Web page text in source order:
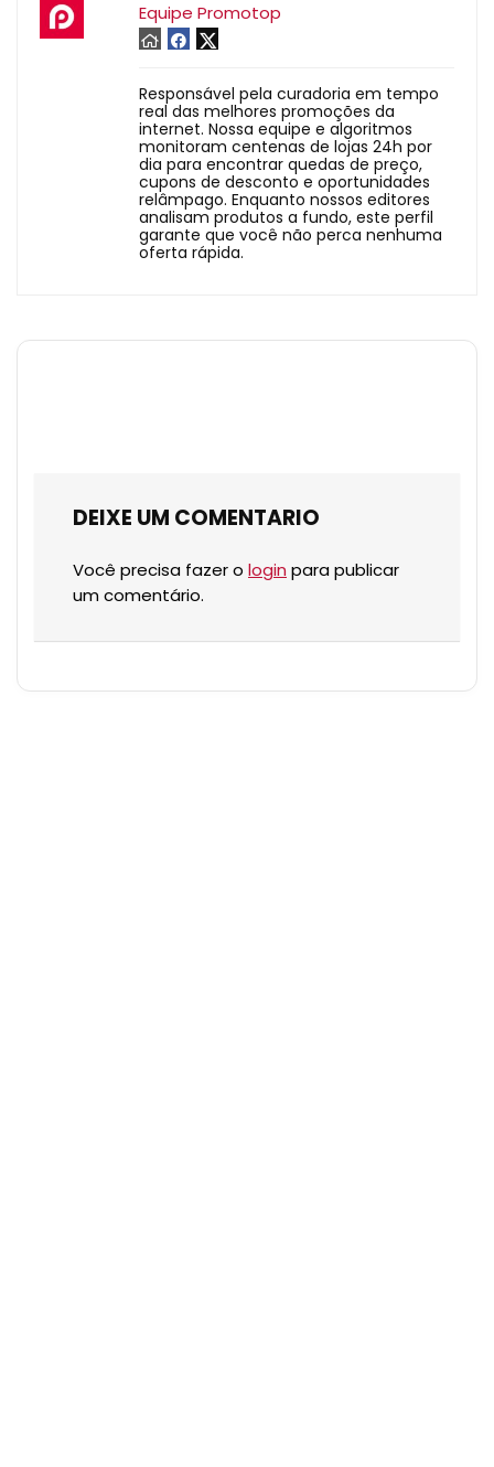
Equipe Promotop
Responsável pela curadoria em tempo
real das melhores promoções da
internet. Nossa equipe e algoritmos
monitoram centenas de lojas 24h por
dia para encontrar quedas de preço,
cupons de desconto e oportunidades
relâmpago. Enquanto nossos editores
analisam produtos a fundo, este perfil
garante que você não perca nenhuma
oferta rápida.
DEIXE UM COMENTARIO
Você precisa fazer o login para publicar
um comentário.